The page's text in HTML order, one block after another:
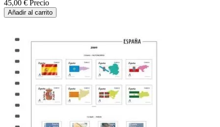
45,00 € Precio
Añadir al carrito